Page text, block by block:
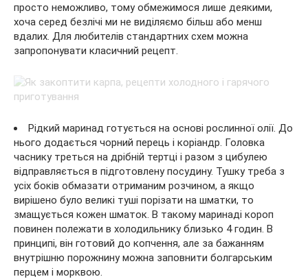
просто неможливо, тому обмежимося лише деякими,
хоча серед безлічі ми не виділяємо більш або менш
вдалих. Для любителів стандартних схем можна
запропонувати класичний рецепт.
Рідкий маринад готується на основі рослинної олії. До
нього додається чорний перець і коріандр. Головка
часнику треться на дрібній тертці і разом з цибулею
відправляється в підготовлену посудину. Тушку треба з
усіх боків обмазати отриманим розчином, а якщо
вирішено було великі туші порізати на шматки, то
змащується кожен шматок. В такому маринаді короп
повинен полежати в холодильнику близько 4 годин. В
принципі, він готовий до копчення, але за бажанням
внутрішню порожнину можна заповнити болгарським
перцем і морквою.